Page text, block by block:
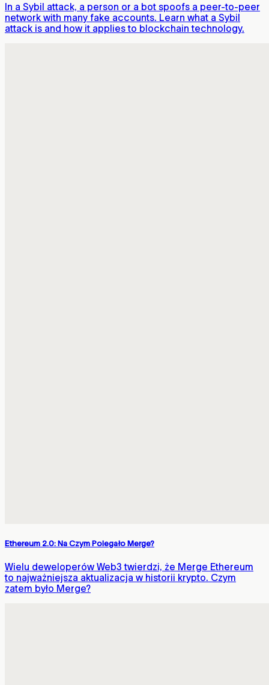
In a Sybil attack, a person or a bot spoofs a peer-to-peer
network with many fake accounts. Learn what a Sybil
attack is and how it applies to blockchain technology.
Ethereum 2.0: Na Czym Polegało Merge?
Wielu deweloperów Web3 twierdzi, że Merge Ethereum
to najważniejsza aktualizacja w historii krypto. Czym
zatem było Merge?